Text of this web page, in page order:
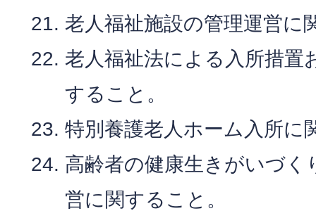
老人福祉施設の管理運営に
老人福祉法による入所措置
すること。
特別養護老人ホーム入所に
高齢者の健康生きがいづく
営に関すること。